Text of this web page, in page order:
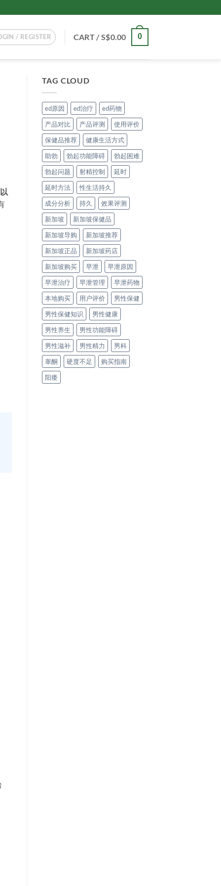
/ REGISTER CART /S$0.00 0
TAG CLOUD
ed原因 ed治疗
ed药物
产品对比
产品评测
使用评价
保健品推荐
健康生活方式
助勃
勃起功能障碍
勃起困难
勃起问题
射精控制
延时
延时方法
性生活持久
成分分析
持久
效果评测
新加坡
新加坡保健品
新加坡导购
新加坡推荐
新加坡正品
新加坡药店
新加坡购买
早泄
早泄原因
早泄治疗
早泄管理
早泄药物
本地购买
用户评价
男性保健
男性保健知识
男性健康
男性养生
男性功能障碍
男性滋补
男性精力
男科
睾酮
硬度不足
购买指南
阳痿